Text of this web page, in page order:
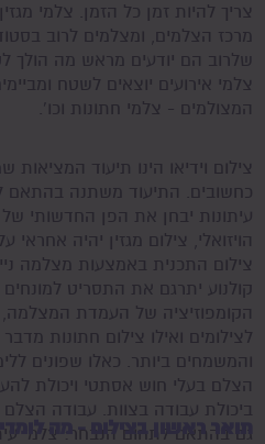
צריך להיות זמן כל הזמן. צלמי
מרכז הצלמים, ומצלמים לרוב
שלרוב הם יודעים מראש מה הולך
צלמי אירועים יוצאים לשטח
המצולמים - צלמי חתונות וכו'.
צילום וידיאו הינו תיעוד המציאות
כחשובים. התיעוד משתנה בהתאם
עיתונות יבחן את הפן החדשותי
הויזואלי, צילום מגזין יהיה
צילום התכנית באמצעות מצלמה
קולנוע יתרגם את התסריט
הקומפוזיציה של העמדת המצלמה,
לצילומים ואילו צילום חתונות
והמשמחים ביותר. כאלו שפונים
הצלם בעלי חוש אסתטי ויכולת
ביכולת עבודה בצוות. עבודה
גם בהתאם לתחום הנבחר: צלמי
תואר ראשון בצילום - מה